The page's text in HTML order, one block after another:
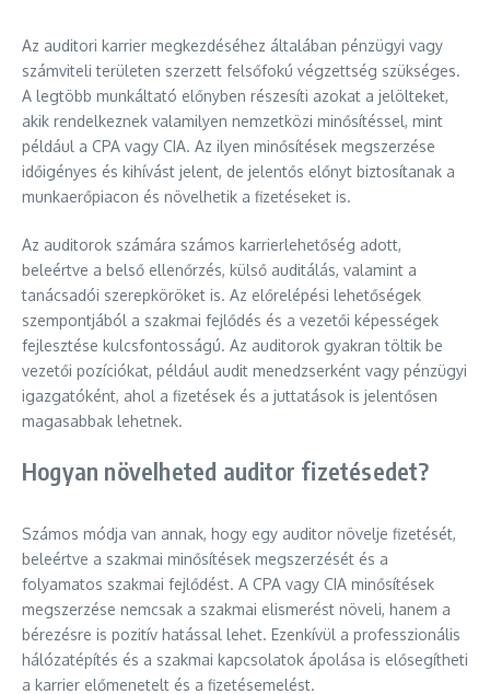
Az auditori karrier megkezdéséhez általában pénzügyi vagy
számviteli területen szerzett felsőfokú végzettség szükséges.
A legtöbb munkáltató előnyben részesíti azokat a jelölteket,
akik rendelkeznek valamilyen nemzetközi minősítéssel, mint
például a CPA vagy CIA. Az ilyen minősítések megszerzése
időigényes és kihívást jelent, de jelentős előnyt biztosítanak a
munkaerőpiacon és növelhetik a fizetéseket is.
Az auditorok számára számos karrierlehetőség adott,
beleértve a belső ellenőrzés, külső auditálás, valamint a
tanácsadói szerepköröket is. Az előrelépési lehetőségek
szempontjából a szakmai fejlődés és a vezetői képességek
fejlesztése kulcsfontosságú. Az auditorok gyakran töltik be
vezetői pozíciókat, például audit menedzserként vagy pénzügyi
igazgatóként, ahol a fizetések és a juttatások is jelentősen
magasabbak lehetnek.
Hogyan növelheted auditor fizetésedet?
Számos módja van annak, hogy egy auditor növelje fizetését,
beleértve a szakmai minősítések megszerzését és a
folyamatos szakmai fejlődést. A CPA vagy CIA minősítések
megszerzése nemcsak a szakmai elismerést növeli, hanem a
bérezésre is pozitív hatással lehet. Ezenkívül a professzionális
hálózatépítés és a szakmai kapcsolatok ápolása is elősegítheti
a karrier előmenetelt és a fizetésemelést.